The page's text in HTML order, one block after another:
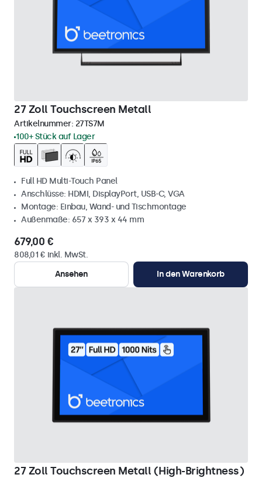
27 Zoll Touchscreen Metall
Artikelnummer: 27TS7M
100+ Stück auf Lager
Full HD Multi-Touch Panel
Anschlüsse: HDMI, DisplayPort, USB-C, VGA
Montage: Einbau, Wand- und Tischmontage
Außenmaße: 657 x 393 x 44 mm
679,00 €
808,01 € inkl. MwSt.
Ansehen
In den Warenkorb
27 Zoll Touchscreen Metall (High-Brightness)